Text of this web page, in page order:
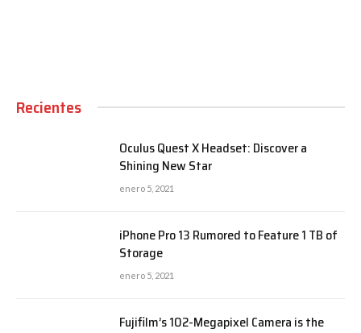
Recientes
Oculus Quest X Headset: Discover a
Shining New Star
enero 5, 2021
iPhone Pro 13 Rumored to Feature 1 TB of
Storage
enero 5, 2021
Fujifilm’s 102-Megapixel Camera is the